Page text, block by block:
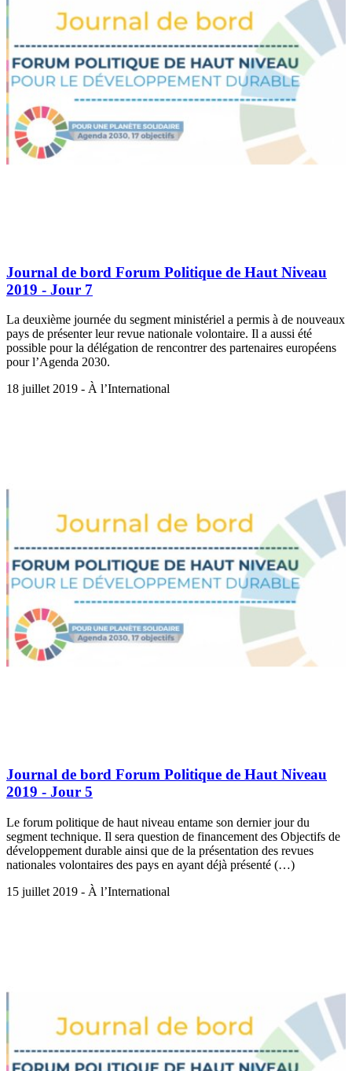
Journal de bord Forum Politique de Haut Niveau
2019 - Jour 7
La deuxième journée du segment ministériel a permis à de nouveaux
pays de présenter leur revue nationale volontaire. Il a aussi été
possible pour la délégation de rencontrer des partenaires européens
pour l’Agenda 2030.
18 juillet 2019 - À l’International
Journal de bord Forum Politique de Haut Niveau
2019 - Jour 5
Le forum politique de haut niveau entame son dernier jour du
segment technique. Il sera question de financement des Objectifs de
développement durable ainsi que de la présentation des revues
nationales volontaires des pays en ayant déjà présenté (…)
15 juillet 2019 - À l’International